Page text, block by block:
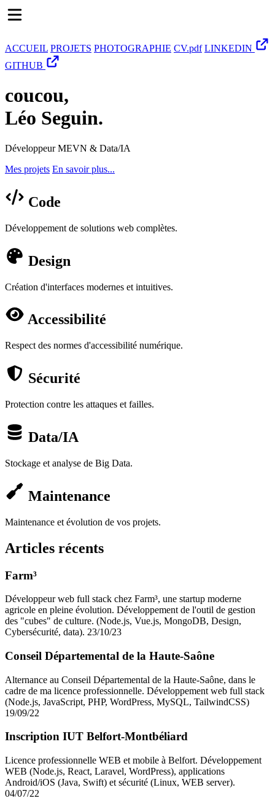
ACCUEIL PROJETS PHOTOGRAPHIE CV.pdf LINKEDIN
GITHUB
coucou,
Léo Seguin.
Développeur MEVN & Data/IA
Mes projets En savoir plus...
Code
Développement de solutions web complètes.
Design
Création d'interfaces modernes et intuitives.
Accessibilité
Respect des normes d'accessibilité numérique.
Sécurité
Protection contre les attaques et failles.
Data/IA
Stockage et analyse de Big Data.
Maintenance
Maintenance et évolution de vos projets.
Articles récents
Farm³
Développeur web full stack chez Farm³, une startup moderne
agricole en pleine évolution. Développement de l'outil de gestion
des "cubes" de culture. (Node.js, Vue.js, MongoDB, Design,
Cybersécurité, data). 23/10/23
Conseil Départemental de la Haute-Saône
Alternance au Conseil Départemental de la Haute-Saône, dans le
cadre de ma licence professionnelle. Développement web full stack
(Node.js, JavaScript, PHP, WordPress, MySQL, TailwindCSS)
19/09/22
Inscription IUT Belfort-Montbéliard
Licence professionnelle WEB et mobile à Belfort. Développement
WEB (Node.js, React, Laravel, WordPress), applications
Android/iOS (Java, Swift) et sécurité (Linux, WEB server).
04/07/22